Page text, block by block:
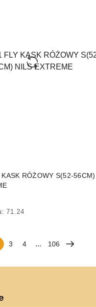
RÓŻOWY S(52-56CM)
71.24
NIEDOSTĘPNY
3 4 ... 106